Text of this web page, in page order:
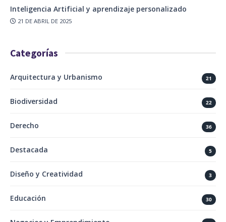
Inteligencia Artificial y aprendizaje personalizado
21 DE ABRIL DE 2025
Categorías
Arquitectura y Urbanismo 21
Biodiversidad 22
Derecho 36
Destacada 5
Diseño y Creatividad 3
Educación 30